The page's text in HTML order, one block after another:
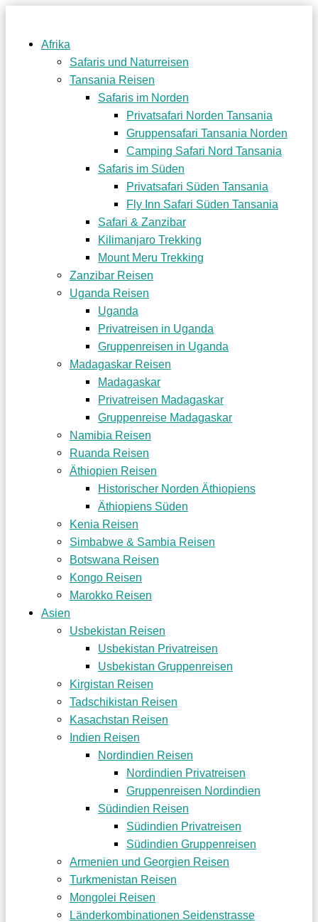
Afrika
Safaris und Naturreisen
Tansania Reisen
Safaris im Norden
Privatsafari Norden Tansania
Gruppensafari Tansania Norden
Camping Safari Nord Tansania
Safaris im Süden
Privatsafari Süden Tansania
Fly Inn Safari Süden Tansania
Safari & Zanzibar
Kilimanjaro Trekking
Mount Meru Trekking
Zanzibar Reisen
Uganda Reisen
Uganda
Privatreisen in Uganda
Gruppenreisen in Uganda
Madagaskar Reisen
Madagaskar
Privatreisen Madagaskar
Gruppenreise Madagaskar
Namibia Reisen
Ruanda Reisen
Äthiopien Reisen
Historischer Norden Äthiopiens
Äthiopiens Süden
Kenia Reisen
Simbabwe & Sambia Reisen
Botswana Reisen
Kongo Reisen
Marokko Reisen
Asien
Usbekistan Reisen
Usbekistan Privatreisen
Usbekistan Gruppenreisen
Kirgistan Reisen
Tadschikistan Reisen
Kasachstan Reisen
Indien Reisen
Nordindien Reisen
Nordindien Privatreisen
Gruppenreisen Nordindien
Südindien Reisen
Südindien Privatreisen
Südindien Gruppenreisen
Armenien und Georgien Reisen
Turkmenistan Reisen
Mongolei Reisen
Länderkombinationen Seidenstrasse